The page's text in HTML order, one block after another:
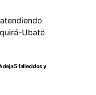
deja 5 fallecidos y